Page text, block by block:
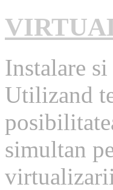
Instalare
Utilizand
simultan